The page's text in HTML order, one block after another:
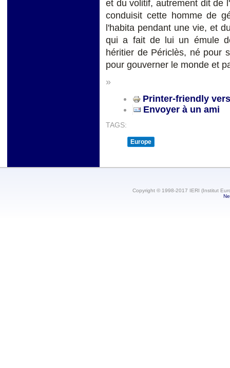
et du volitif, autrement dit de
conduisit cette homme de
l'habita pendant une vie, et
qui a fait de lui un émule
héritier de Périclès, né pour
pour gouverner le monde et
»
Printer-friendly
Envoyer à un ami
TAGS:
Europe
Copyright © 1998-2017 IERI (Institut